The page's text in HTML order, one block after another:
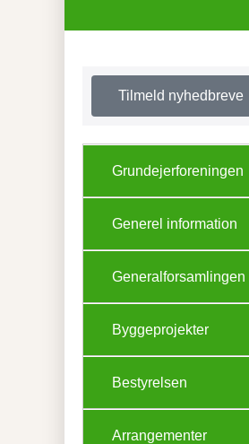
Tilmeld nyhedbreve
Grundejerforeningen
Generel information
Generalforsamlingen
Byggeprojekter
Bestyrelsen
Arrangementer